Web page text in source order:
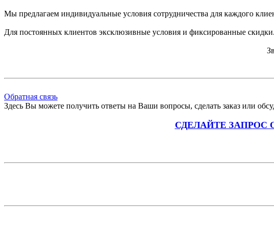
Мы предлагаем индивидуальные условия сотрудничества для каждого
Для постоянных клиентов эксклюзивные условия и фиксированные скидки.
Обратная связь
Здесь Вы можете получить ответы на Ваши вопросы, сделать заказ или
СДЕЛАЙТЕ